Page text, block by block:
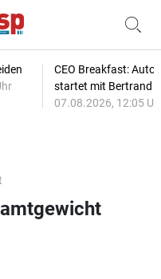
CEO Breakfast:
startet mit Bertrand
07.08.2026, 12:05